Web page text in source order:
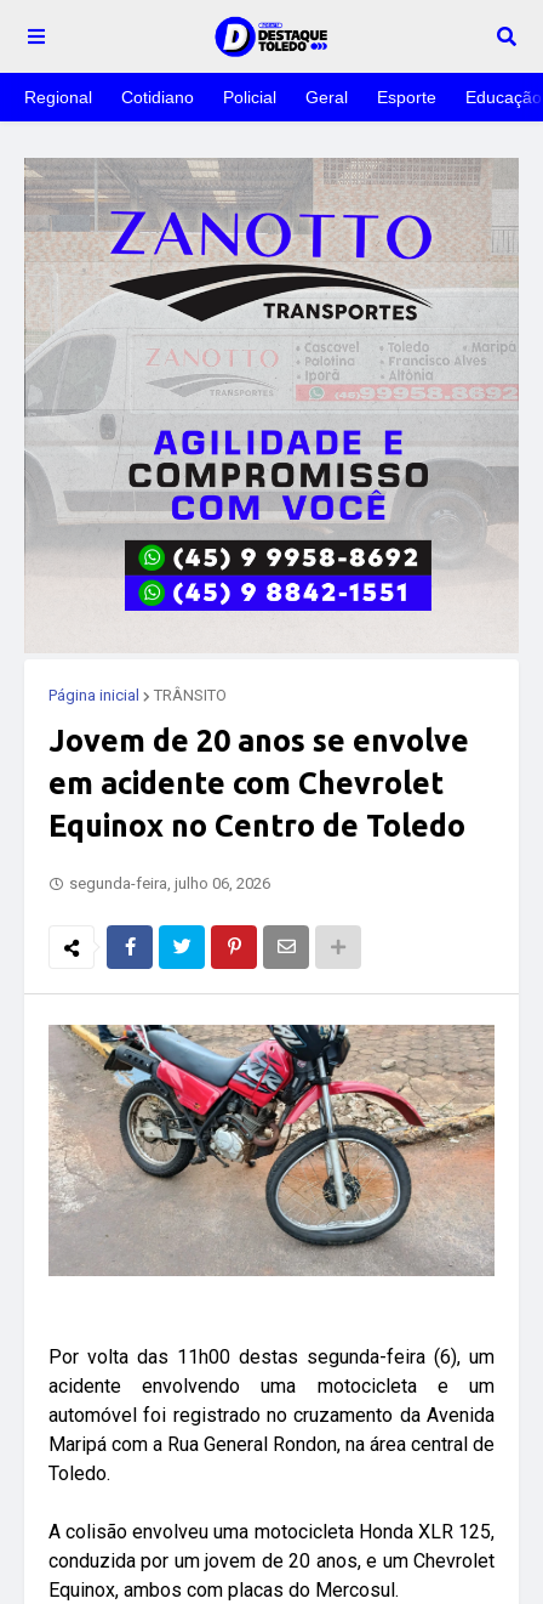
Regional Cotidiano Policial Geral Esporte Educação
Página inicial TRÂNSITO
Jovem de 20 anos se envolve
em acidente com Chevrolet
Equinox no Centro de Toledo
segunda-feira, julho 06, 2026
Por volta das 11h00 destas segunda-feira (6), um
acidente envolvendo uma motocicleta e um
automóvel foi registrado no cruzamento da Avenida
Maripá com a Rua General Rondon, na área central de
Toledo.
A colisão envolveu uma motocicleta Honda XLR 125,
conduzida por um jovem de 20 anos, e um Chevrolet
Equinox, ambos com placas do Mercosul.